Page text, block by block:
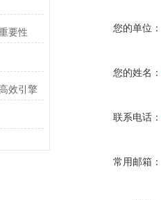
要性
效引擎
您的单位：
您的姓名：
联系电话：
常用邮箱：